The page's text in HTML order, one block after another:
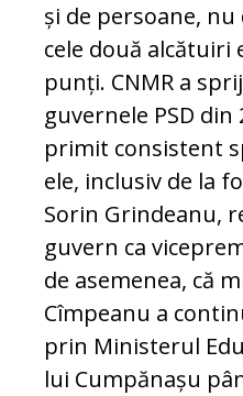
și de persoane,
cele două alcătuiri
punți. CNMR a
guvernele PSD din
primit consistent
ele, inclusiv de la
Sorin Grindeanu,
guvern ca
de asemenea, că
Cîmpeanu a
prin Ministerul
lui Cumpănașu